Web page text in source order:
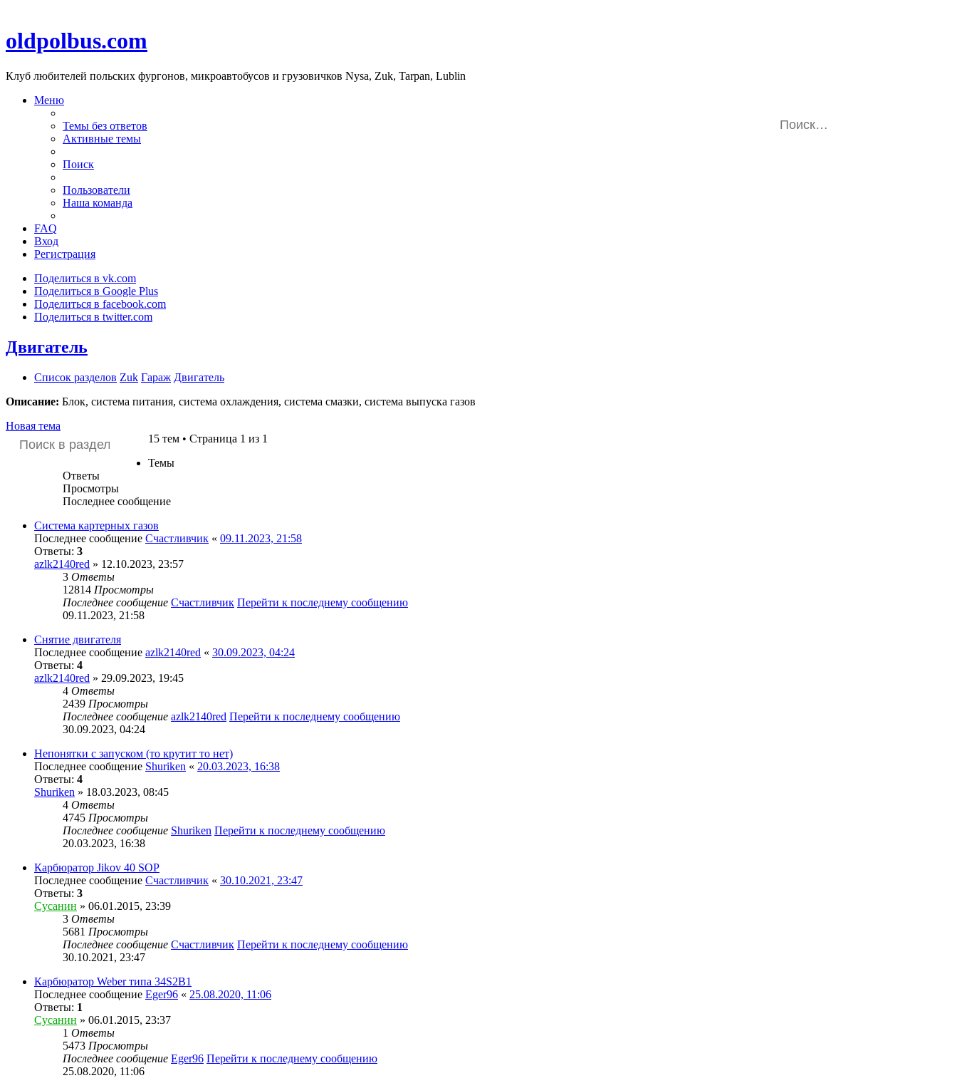
oldpolbus.com
Клуб любителей польских фургонов, микроавтобусов и грузовичков Nysa, Zuk, Tarpan, Lublin
Меню
Темы без ответов
Активные темы
Поиск
Пользователи
Наша команда
FAQ
Вход
Регистрация
Поделиться в vk.com
Поделиться в Google Plus
Поделиться в facebook.com
Поделиться в twitter.com
Двигатель
Список разделов Zuk Гараж Двигатель
Описание: Блок, система питания, система охлаждения, система смазки, система выпуска газов
Новая тема
15 тем • Страница 1 из 1
Темы
Ответы
Просмотры
Последнее сообщение
Система картерных газов
Последнее сообщение Счастливчик « 09.11.2023, 21:58
Ответы: 3
azlk2140red » 12.10.2023, 23:57
3 Ответы
12814 Просмотры
Последнее сообщение Счастливчик Перейти к последнему сообщению
09.11.2023, 21:58
Снятие двигателя
Последнее сообщение azlk2140red « 30.09.2023, 04:24
Ответы: 4
azlk2140red » 29.09.2023, 19:45
4 Ответы
2439 Просмотры
Последнее сообщение azlk2140red Перейти к последнему сообщению
30.09.2023, 04:24
Непонятки с запуском (то крутит то нет)
Последнее сообщение Shuriken « 20.03.2023, 16:38
Ответы: 4
Shuriken » 18.03.2023, 08:45
4 Ответы
4745 Просмотры
Последнее сообщение Shuriken Перейти к последнему сообщению
20.03.2023, 16:38
Карбюратор Jikov 40 SOP
Последнее сообщение Счастливчик « 30.10.2021, 23:47
Ответы: 3
Сусанин » 06.01.2015, 23:39
3 Ответы
5681 Просмотры
Последнее сообщение Счастливчик Перейти к последнему сообщению
30.10.2021, 23:47
Карбюратор Weber типа 34S2B1
Последнее сообщение Eger96 « 25.08.2020, 11:06
Ответы: 1
Сусанин » 06.01.2015, 23:37
1 Ответы
5473 Просмотры
Последнее сообщение Eger96 Перейти к последнему сообщению
25.08.2020, 11:06